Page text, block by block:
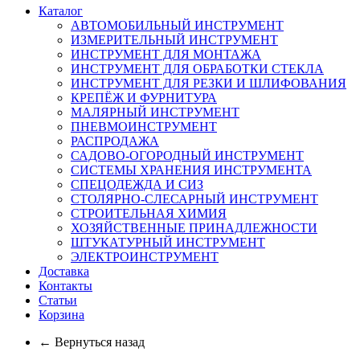
Каталог
АВТОМОБИЛЬНЫЙ ИНСТРУМЕНТ
ИЗМЕРИТЕЛЬНЫЙ ИНСТРУМЕНТ
ИНСТРУМЕНТ ДЛЯ МОНТАЖА
ИНСТРУМЕНТ ДЛЯ ОБРАБОТКИ СТЕКЛА
ИНСТРУМЕНТ ДЛЯ РЕЗКИ И ШЛИФОВАНИЯ
КРЕПЁЖ И ФУРНИТУРА
МАЛЯРНЫЙ ИНСТРУМЕНТ
ПНЕВМОИНСТРУМЕНТ
РАСПРОДАЖА
САДОВО-ОГОРОДНЫЙ ИНСТРУМЕНТ
СИСТЕМЫ ХРАНЕНИЯ ИНСТРУМЕНТА
СПЕЦОДЕЖДА И СИЗ
СТОЛЯРНО-СЛЕСАРНЫЙ ИНСТРУМЕНТ
СТРОИТЕЛЬНАЯ ХИМИЯ
ХОЗЯЙСТВЕННЫЕ ПРИНАДЛЕЖНОСТИ
ШТУКАТУРНЫЙ ИНСТРУМЕНТ
ЭЛЕКТРОИНСТРУМЕНТ
Доставка
Контакты
Статьи
Корзина
← Вернуться назад